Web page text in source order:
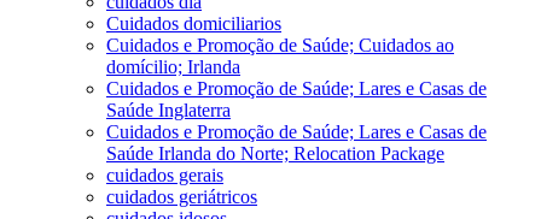
Cuidados domiciliarios
Cuidados e Promoção de Saúde; Cuidados ao
domícilio; Irlanda
Cuidados e Promoção de Saúde; Lares e Casas de
Saúde Inglaterra
Cuidados e Promoção de Saúde; Lares e Casas de
Saúde Irlanda do Norte; Relocation Package
cuidados gerais
cuidados geriátricos